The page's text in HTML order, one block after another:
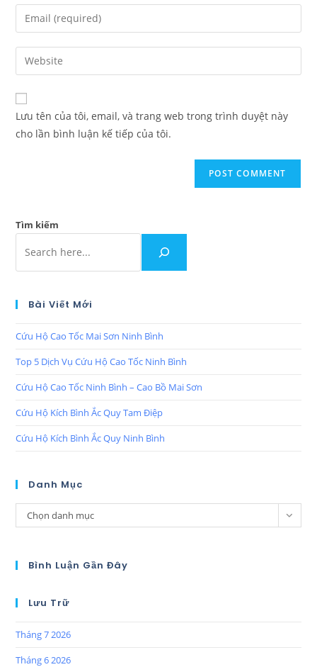
Lưu tên của tôi, email, và trang web trong trình duyệt này
cho lần bình luận kế tiếp của tôi.
Tìm kiếm
Bài Viết Mới
Cứu Hộ Cao Tốc Mai Sơn Ninh Bình
Top 5 Dịch Vụ Cứu Hộ Cao Tốc Ninh Bình
Cứu Hộ Cao Tốc Ninh Bình – Cao Bồ Mai Sơn
Cứu Hộ Kích Bình Ắc Quy Tam Điệp
Cứu Hộ Kích Bình Ắc Quy Ninh Bình
Danh Mục
Chọn danh mục
Bình Luận Gần Đây
Lưu Trữ
Tháng 7 2026
Tháng 6 2026